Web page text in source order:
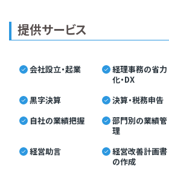
提供サービス
会社設立・起業
経理事務の省力
化・DX
黒字決算 決算・税務申告
自社の業績把握
部門別の業績管
理
経営助言
経営改善計画書
の作成